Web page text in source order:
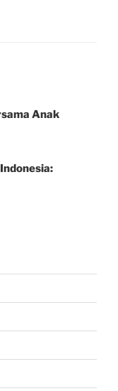
Anak